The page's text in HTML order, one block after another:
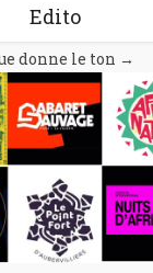
Edito
donne le ton →